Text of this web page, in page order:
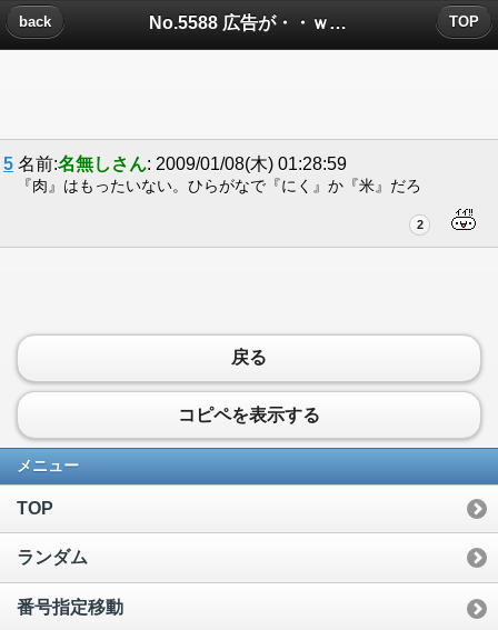
No.5588 広告が・・ｗについたコメント
back TOP
5 名前:名無しさん: 2009/01/08(木) 01:28:59
『肉』はもったいない。ひらがなで『にく』か『米』だろ
2
戻る
コピペを表示する
メニュー
TOP
ランダム
番号指定移動